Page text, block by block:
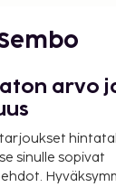
arvo
sinulle sopivat